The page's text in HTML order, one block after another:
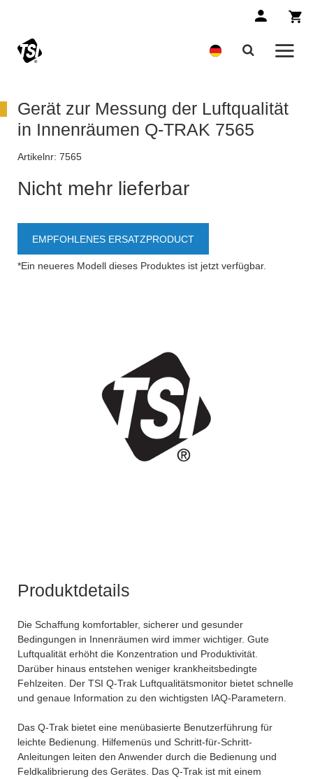
Gerät zur Messung der Luftqualität
in Innenräumen Q-TRAK 7565
Artikelnr: 7565
Nicht mehr lieferbar
EMPFOHLENES ERSATZPRODUCT
*Ein neueres Modell dieses Produktes ist jetzt verfügbar.
Produktdetails
Die Schaffung komfortabler, sicherer und gesunder
Bedingungen in Innenräumen wird immer wichtiger. Gute
Luftqualität erhöht die Konzentration und Produktivität.
Darüber hinaus entstehen weniger krankheitsbedingte
Fehlzeiten. Der TSI Q-Trak Luftqualitätsmonitor bietet schnelle
und genaue Information zu den wichtigsten IAQ-Parametern.
Das Q-Trak bietet eine menübasierte Benutzerführung für
leichte Bedienung. Hilfemenüs und Schritt-für-Schritt-
Anleitungen leiten den Anwender durch die Bedienung und
Feldkalibrierung des Gerätes. Das Q-Trak ist mit einem